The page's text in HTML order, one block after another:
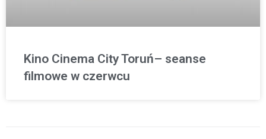
Kino Cinema City Toruń– seanse
filmowe w czerwcu